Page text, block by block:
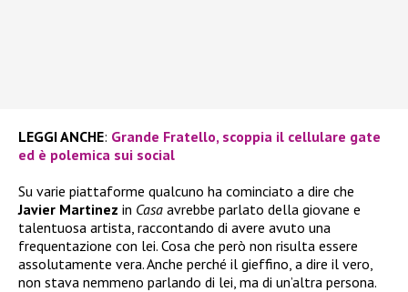
LEGGI ANCHE: Grande Fratello, scoppia il cellulare gate
ed è polemica sui social
Su varie piattaforme qualcuno ha cominciato a dire che
Javier Martinez in Casa avrebbe parlato della giovane e
talentuosa artista, raccontando di avere avuto una
frequentazione con lei. Cosa che però non risulta essere
assolutamente vera. Anche perché il gieffino, a dire il vero,
non stava nemmeno parlando di lei, ma di un’altra persona.